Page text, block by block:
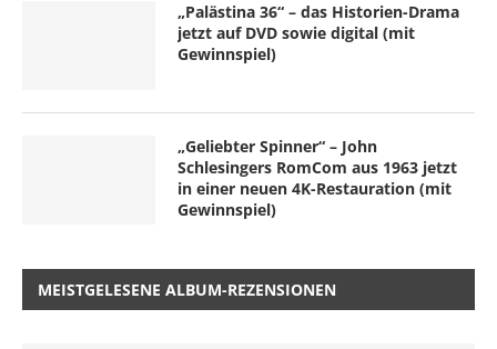
„Palästina 36“ – das Historien-Drama
jetzt auf DVD sowie digital (mit
Gewinnspiel)
„Geliebter Spinner“ – John
Schlesingers RomCom aus 1963 jetzt
in einer neuen 4K-Restauration (mit
Gewinnspiel)
MEISTGELESENE ALBUM-REZENSIONEN